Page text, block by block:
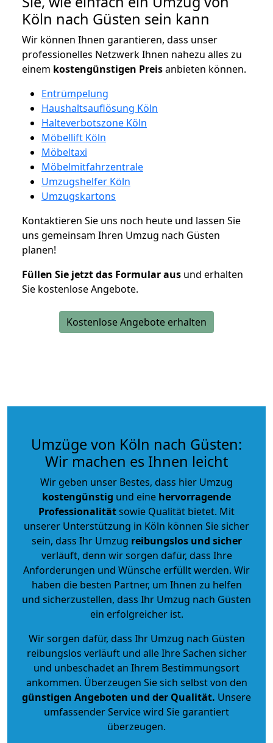
Köln nach Güsten sein kann
Wir können Ihnen garantieren, dass unser
professionelles Netzwerk Ihnen nahezu alles zu
einem kostengünstigen Preisanbieten können.
Entrümpelung
Haushaltsauflösung Köln
Halteverbotszone Köln
Möbellift Köln
Möbeltaxi
Möbelmitfahrzentrale
Umzugshelfer Köln
Umzugskartons
Kontaktieren Sie uns noch heute und lassen Sie
uns gemeinsam Ihren Umzug nach Güsten
planen!
Füllen Sie jetzt das Formular aus und erhalten
Sie kostenlose Angebote.
Kostenlose Angebote erhalten
Umzüge von Köln nach Güsten:
Wir machen es Ihnen leicht
Wir geben unser Bestes, dass hier Umzug
kostengünstig und eine hervorragende
Professionalitätsowie Qualität bietet. Mit
unserer Unterstützung in Köln können Sie sicher
sein, dass Ihr Umzug reibungslos und sicher
verläuft, denn wir sorgen dafür, dass Ihre
Anforderungen und Wünsche erfüllt werden. Wir
haben die besten Partner, um Ihnen zu helfen
und sicherzustellen, dass Ihr Umzug nach Güsten
ein erfolgreicher ist.
Wir sorgen dafür, dass Ihr Umzug nach Güsten
reibungslos verläuft und alle Ihre Sachen sicher
und unbeschadet an Ihrem Bestimmungsort
ankommen. Überzeugen Sie sich selbst von den
günstigen Angeboten und der Qualität. Unsere
umfassender Service wird Sie garantiert
überzeugen.